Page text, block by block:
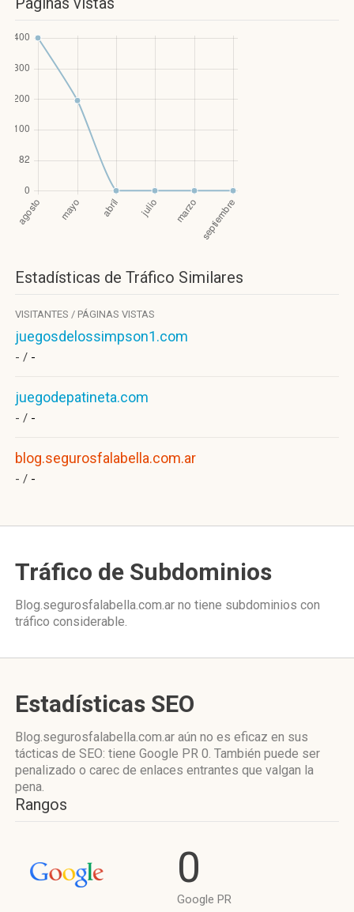
Estadísticas de Tráfico Similares
VISITANTES / PÁGINAS VISTAS
juegosdelossimpson1.com
- / -
juegodepatineta.com
- / -
blog.segurosfalabella.com.ar
- / -
Tráfico de Subdominios
Blog.segurosfalabella.com.ar no tiene subdominios con
tráfico considerable.
Estadísticas SEO
Blog.segurosfalabella.com.ar aún no es eficaz en sus
tácticas de SEO: tiene Google PR 0. También puede ser
penalizado o carec de enlaces entrantes que valgan la
pena.
Rangos
0
Google PR